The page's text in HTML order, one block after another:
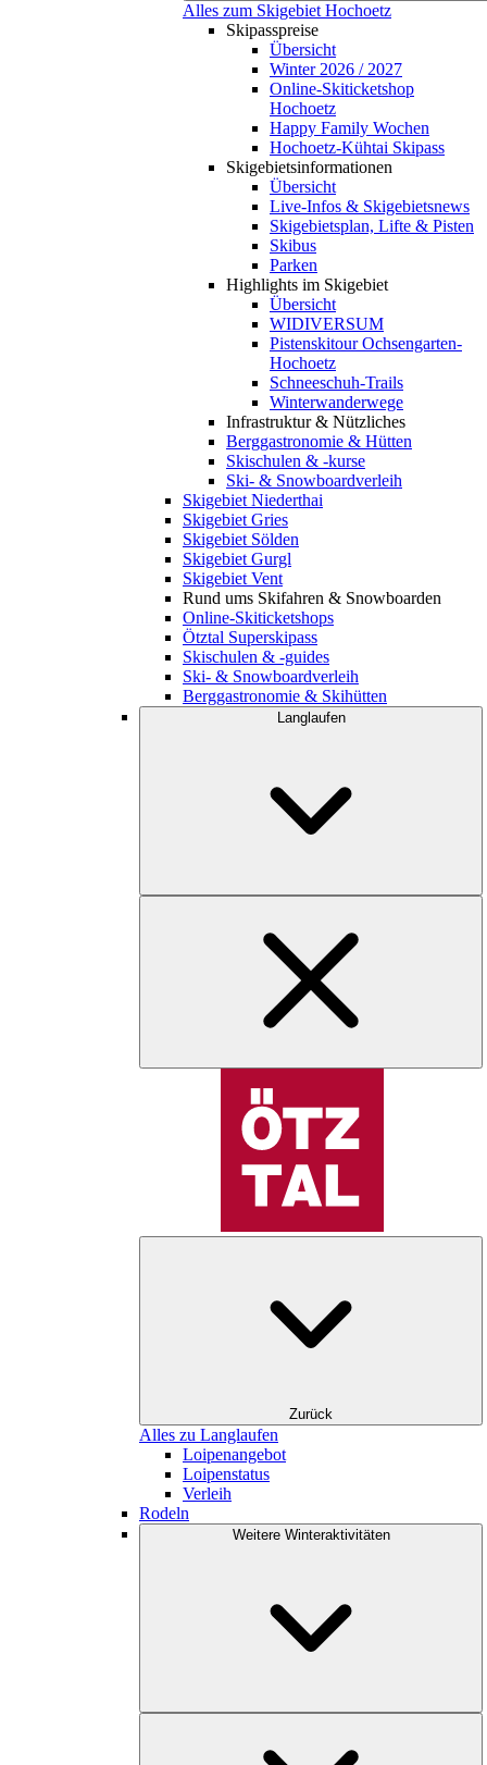
Alles zum Skigebiet Hochoetz
Skipasspreise
Übersicht
Winter 2026 / 2027
Online-Skiticketshop
Hochoetz
Happy Family Wochen
Hochoetz-Kühtai Skipass
Skigebietsinformationen
Übersicht
Live-Infos & Skigebietsnews
Skigebietsplan, Lifte & Pisten
Skibus
Parken
Highlights im Skigebiet
Übersicht
WIDIVERSUM
Pistenskitour Ochsengarten-
Hochoetz
Schneeschuh-Trails
Winterwanderwege
Infrastruktur & Nützliches
Berggastronomie & Hütten
Skischulen & -kurse
Ski- & Snowboardverleih
Skigebiet Niederthai
Skigebiet Gries
Skigebiet Sölden
Skigebiet Gurgl
Skigebiet Vent
Rund ums Skifahren & Snowboarden
Online-Skiticketshops
Ötztal Superskipass
Skischulen & -guides
Ski- & Snowboardverleih
Berggastronomie & Skihütten
Langlaufen
Zurück
Alles zu Langlaufen
Loipenangebot
Loipenstatus
Verleih
Rodeln
Weitere Winteraktivitäten